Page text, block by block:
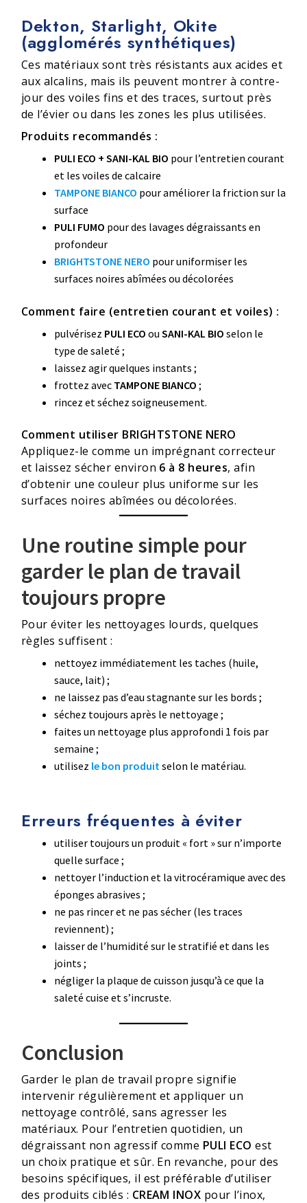
Dekton, Starlight, Okite
(agglomérés synthétiques)
Ces matériaux sont très résistants aux acides et
aux alcalins, mais ils peuvent montrer à contre-
jour des voiles fins et des traces, surtout près
de l’évier ou dans les zones les plus utilisées.
Produits recommandés :
PULI ECO + SANI-KAL BIO pour l’entretien courant
et les voiles de calcaire
TAMPONE BIANCO pour améliorer la friction sur la
surface
PULI FUMO pour des lavages dégraissants en
profondeur
BRIGHTSTONE NERO pour uniformiser les
surfaces noires abîmées ou décolorées
Comment faire (entretien courant et voiles) :
pulvérisez PULI ECO ou SANI-KAL BIO selon le
type de saleté ;
laissez agir quelques instants ;
frottez avec TAMPONE BIANCO ;
rincez et séchez soigneusement.
Comment utiliser BRIGHTSTONE NERO
Appliquez-le comme un imprégnant correcteur
et laissez sécher environ 6 à 8 heures, afin
d’obtenir une couleur plus uniforme sur les
surfaces noires abîmées ou décolorées.
Une routine simple pour
garder le plan de travail
toujours propre
Pour éviter les nettoyages lourds, quelques
règles suffisent :
nettoyez immédiatement les taches (huile,
sauce, lait) ;
ne laissez pas d’eau stagnante sur les bords ;
séchez toujours après le nettoyage ;
faites un nettoyage plus approfondi 1 fois par
semaine ;
utilisez le bon produitselon le matériau.
Erreurs fréquentes à éviter
utiliser toujours un produit « fort » sur n’importe
quelle surface ;
nettoyer l’induction et la vitrocéramique avec des
éponges abrasives ;
ne pas rincer et ne pas sécher (les traces
reviennent) ;
laisser de l’humidité sur le stratifié et dans les
joints ;
négliger la plaque de cuisson jusqu’à ce que la
saleté cuise et s’incruste.
Conclusion
Garder le plan de travail propre signifie
intervenir régulièrement et appliquer un
nettoyage contrôlé, sans agresser les
matériaux. Pour l’entretien quotidien, un
dégraissant non agressif comme PULI ECOest
un choix pratique et sûr. En revanche, pour des
besoins spécifiques, il est préférable d’utiliser
des produits ciblés : CREAM INOX pour l’inox,